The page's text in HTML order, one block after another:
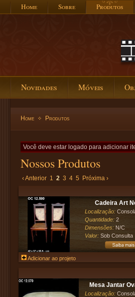
Home Sobre Produtos
Novidades Móveis
Home Produtos
Você deve estar logado para adicionar
Nossos Produtos
‹ Anterior 1 2 3 4 5 Próxima ›
Cadeira Art
Localização:
Quantidade: 2
Dimensões: N/C
Valor: Sob Consulta
Adicionar ao projeto
Mesa Jantar
Localização: